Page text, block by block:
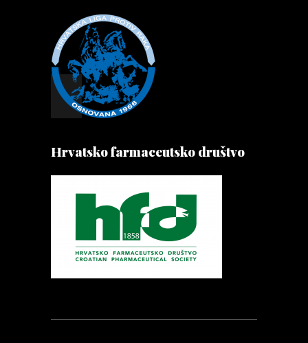
Hrvatsko farmaceutsko društvo